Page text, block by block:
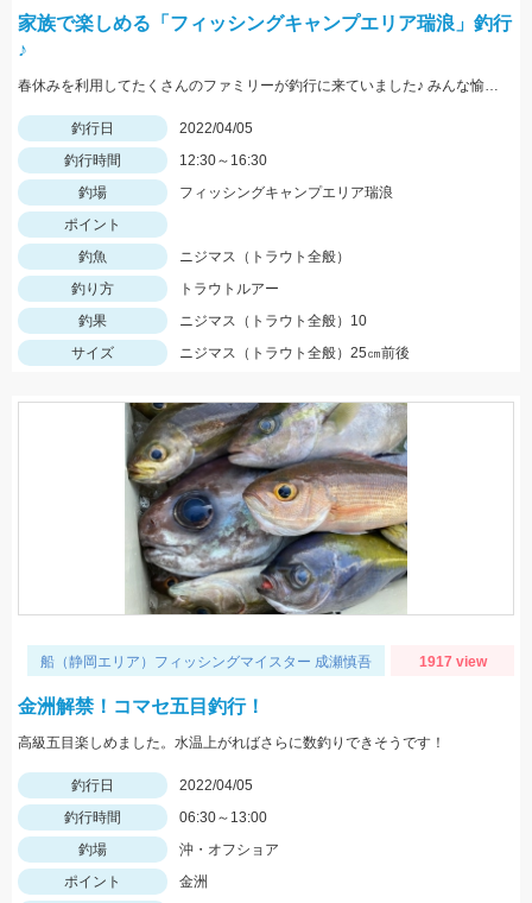
家族で楽しめる「フィッシングキャンプエリア瑞浪」釣行
♪
春休みを利用してたくさんのファミリーが釣行に来ていました♪ みんな愉しそう♪
釣行日
2022/04/05
釣行時間
12:30～16:30
釣場
フィッシングキャンプエリア瑞浪
ポイント
釣魚
ニジマス（トラウト全般）
釣り方
トラウトルアー
釣果
ニジマス（トラウト全般）10
サイズ
ニジマス（トラウト全般）25㎝前後
船（静岡エリア）フィッシングマイスター 成瀬慎吾 1917 view
金洲解禁！コマセ五目釣行！
高級五目楽しめました。水温上がればさらに数釣りできそうです！
釣行日
2022/04/05
釣行時間
06:30～13:00
釣場
沖・オフショア
ポイント
金洲